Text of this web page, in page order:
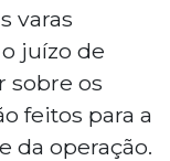
varas
juízo de
sobre os
feitos para a
da operação.